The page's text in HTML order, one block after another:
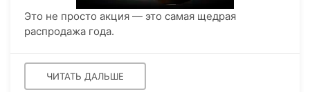
Это не просто акция — это самая щедрая
распродажа года.
ЧИТАТЬ ДАЛЬШЕ